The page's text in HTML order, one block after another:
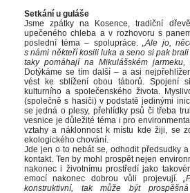
Setkání u guláše
Jsme zpátky na Kosence, tradiční
upečeného chleba a v rozhovoru s
poslední téma – spolupráce.
„Ale jo,
námi někteří kosili luka a seno si pak brali
taky pomáhají na Mikulášském jarmeku,
Dotýkáme se tím další – a asi
vést ke sblížení obou táborů. Spojení
kulturního a společenského života.
(společně s hasiči) v podstatě jedinými
e jedná o plesy, přehlídky psů či třeba
vesnice je důležité téma i pro
vztahy a náklonnost k místu kde žiji, se
ekologického chování.
Jde jen o to nebát se, odhodit předsudky
kontakt. Ten by mohl prospět nejen
nakonec i životnímu prostředí jako
emocí nakonec dobrou vůli projevují.
konstruktivní, tak může být